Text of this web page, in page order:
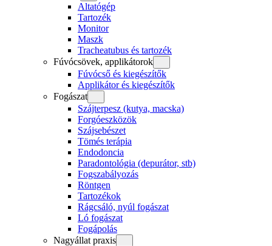
Altatógép
Tartozék
Monitor
Maszk
Tracheatubus és tartozék
Fúvócsövek, applikátorok
Fúvócső és kiegészítők
Applikátor és kiegészítők
Fogászat
Szájterpesz (kutya, macska)
Forgóeszközök
Szájsebészet
Tömés terápia
Endodoncia
Paradontológia (depurátor, stb)
Fogszabályozás
Röntgen
Tartozékok
Rágcsáló, nyúl fogászat
Ló fogászat
Fogápolás
Nagyállat praxis